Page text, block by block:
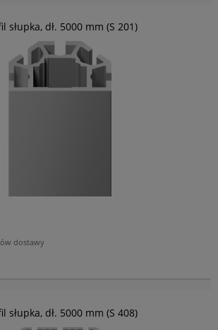
słupka, dł. 5000 mm (S 201)
dostawy
słupka, dł. 5000 mm (S 408)